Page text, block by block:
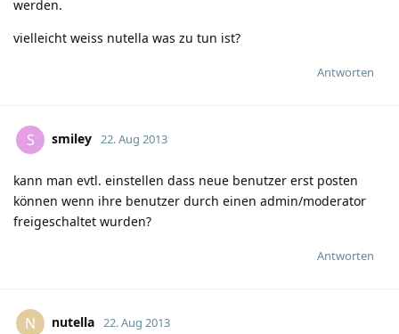
werden.
vielleicht weiss nutella was zu tun ist?
Antworten
S smiley 22. Aug 2013
kann man evtl. einstellen dass neue benutzer erst posten
können wenn ihre benutzer durch einen admin/moderator
freigeschaltet wurden?
Antworten
N nutella 22. Aug 2013